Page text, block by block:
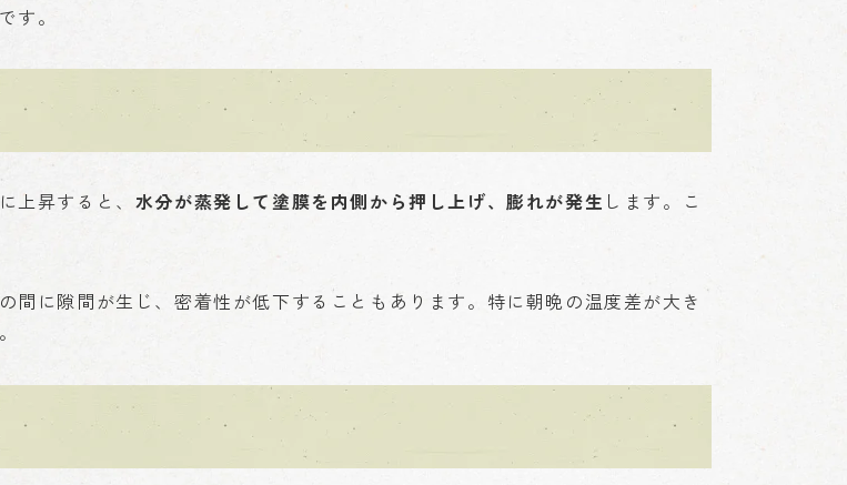
す。
上昇すると、 水分が蒸発して塗膜を内側から押し上げ、膨れが発生 します。こ
間に隙間が生じ、密着性が低下することもあります。特に朝晩の温度差が大き